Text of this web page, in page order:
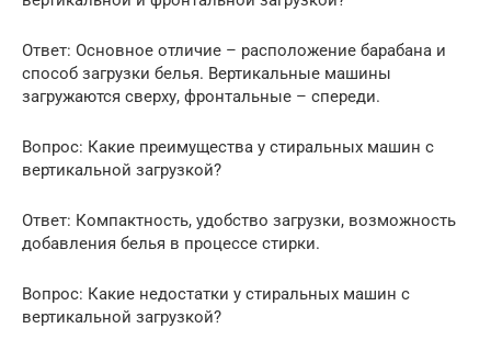
Ответ: Основное отличие – расположение барабана и
способ загрузки белья. Вертикальные машины
загружаются сверху, фронтальные – спереди.
Вопрос: Какие преимущества у стиральных машин с
вертикальной загрузкой?
Ответ: Компактность, удобство загрузки, возможность
добавления белья в процессе стирки.
Вопрос: Какие недостатки у стиральных машин с
вертикальной загрузкой?